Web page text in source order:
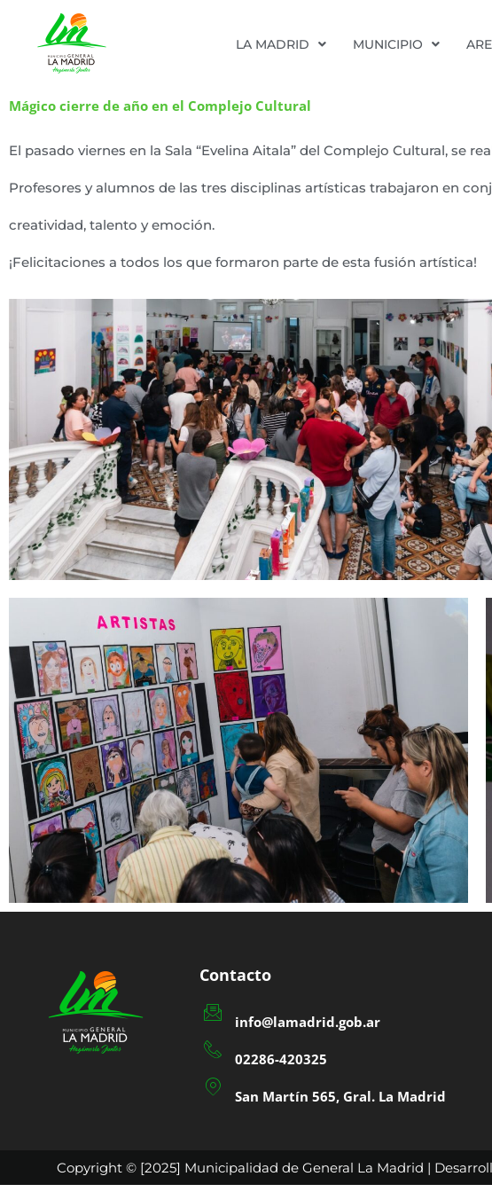
LA MADRID MUNICIPIO
Mágico cierre de año en el Complejo Cultural
El pasado viernes en la Sala “Evelina Aitala” del Complejo Cultural, se
Profesores y alumnos de las tres disciplinas artísticas trabajaron en
creatividad, talento y emoción.
¡Felicitaciones a todos los que formaron parte de esta fusión artística!
Contacto
info@lamadrid.gob.ar
02286-420325
San Martín 565, Gral. La Madrid
Copyright © [2025] Municipalidad de General La Madrid |